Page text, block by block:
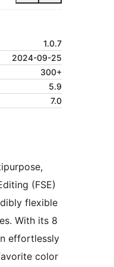
1.0.7
2024-09-25
300+
5.9
7.0
(FSE)
flexible
With its 8
effortlessly
color